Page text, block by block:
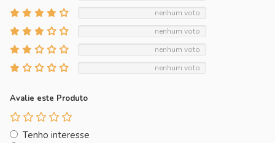
nenhum voto
nenhum voto
nenhum voto
nenhum voto
Avalie este Produto
Tenho interesse